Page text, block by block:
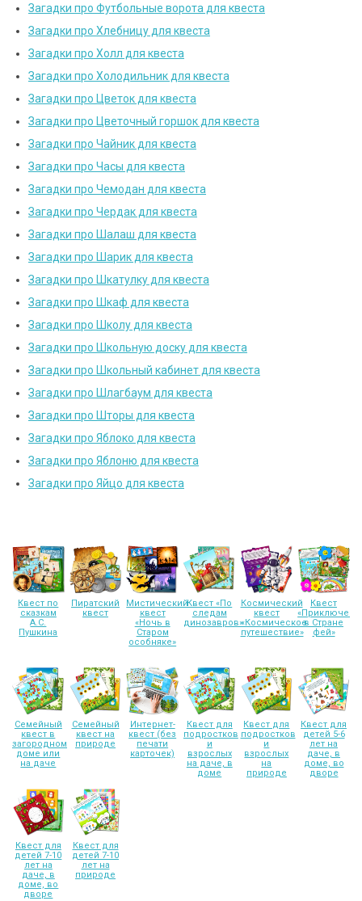
Загадки про Футбольные ворота для квеста
Загадки про Хлебницу для квеста
Загадки про Холл для квеста
Загадки про Холодильник для квеста
Загадки про Цветок для квеста
Загадки про Цветочный горшок для квеста
Загадки про Чайник для квеста
Загадки про Часы для квеста
Загадки про Чемодан для квеста
Загадки про Чердак для квеста
Загадки про Шалаш для квеста
Загадки про Шарик для квеста
Загадки про Шкатулку для квеста
Загадки про Шкаф для квеста
Загадки про Школу для квеста
Загадки про Школьную доску для квеста
Загадки про Школьный кабинет для квеста
Загадки про Шлагбаум для квеста
Загадки про Шторы для квеста
Загадки про Яблоко для квеста
Загадки про Яблоню для квеста
Загадки про Яйцо для квеста
Квест по
сказкам
А.С.
Пушкина
Пиратский
квест
Мистический
квест
«Ночь в
Старом
особняке»
Квест «По
следам
динозавров»
Космический
квест
«Космическое
путешествие»
Квест
в Стране
фей»
Семейный
квест в
загородном
доме или
на даче
Семейный
квест на
природе
Интернет-
квест (без
печати
карточек)
Квест для
подростков
и
взрослых
на даче, в
доме
Квест для
подростков
и
взрослых
на
природе
Квест для
детей 5-6
лет на
даче, в
доме, во
дворе
Квест для
детей 7-10
лет на
даче, в
доме, во
дворе
Квест для
детей 7-10
лет на
природе